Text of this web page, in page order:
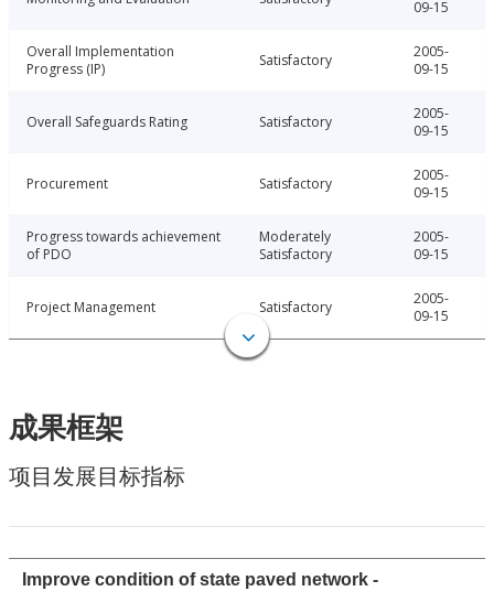
09-15
Overall Implementation
Progress (IP)
Satisfactory
2005-
09-15
Overall Safeguards Rating Satisfactory
2005-
09-15
Procurement Satisfactory
2005-
09-15
Progress towards achievement
of PDO
Moderately
Satisfactory
2005-
09-15
Project Management Satisfactory
2005-
09-15
成果框架
项目发展目标指标
Improve condition of state paved network -